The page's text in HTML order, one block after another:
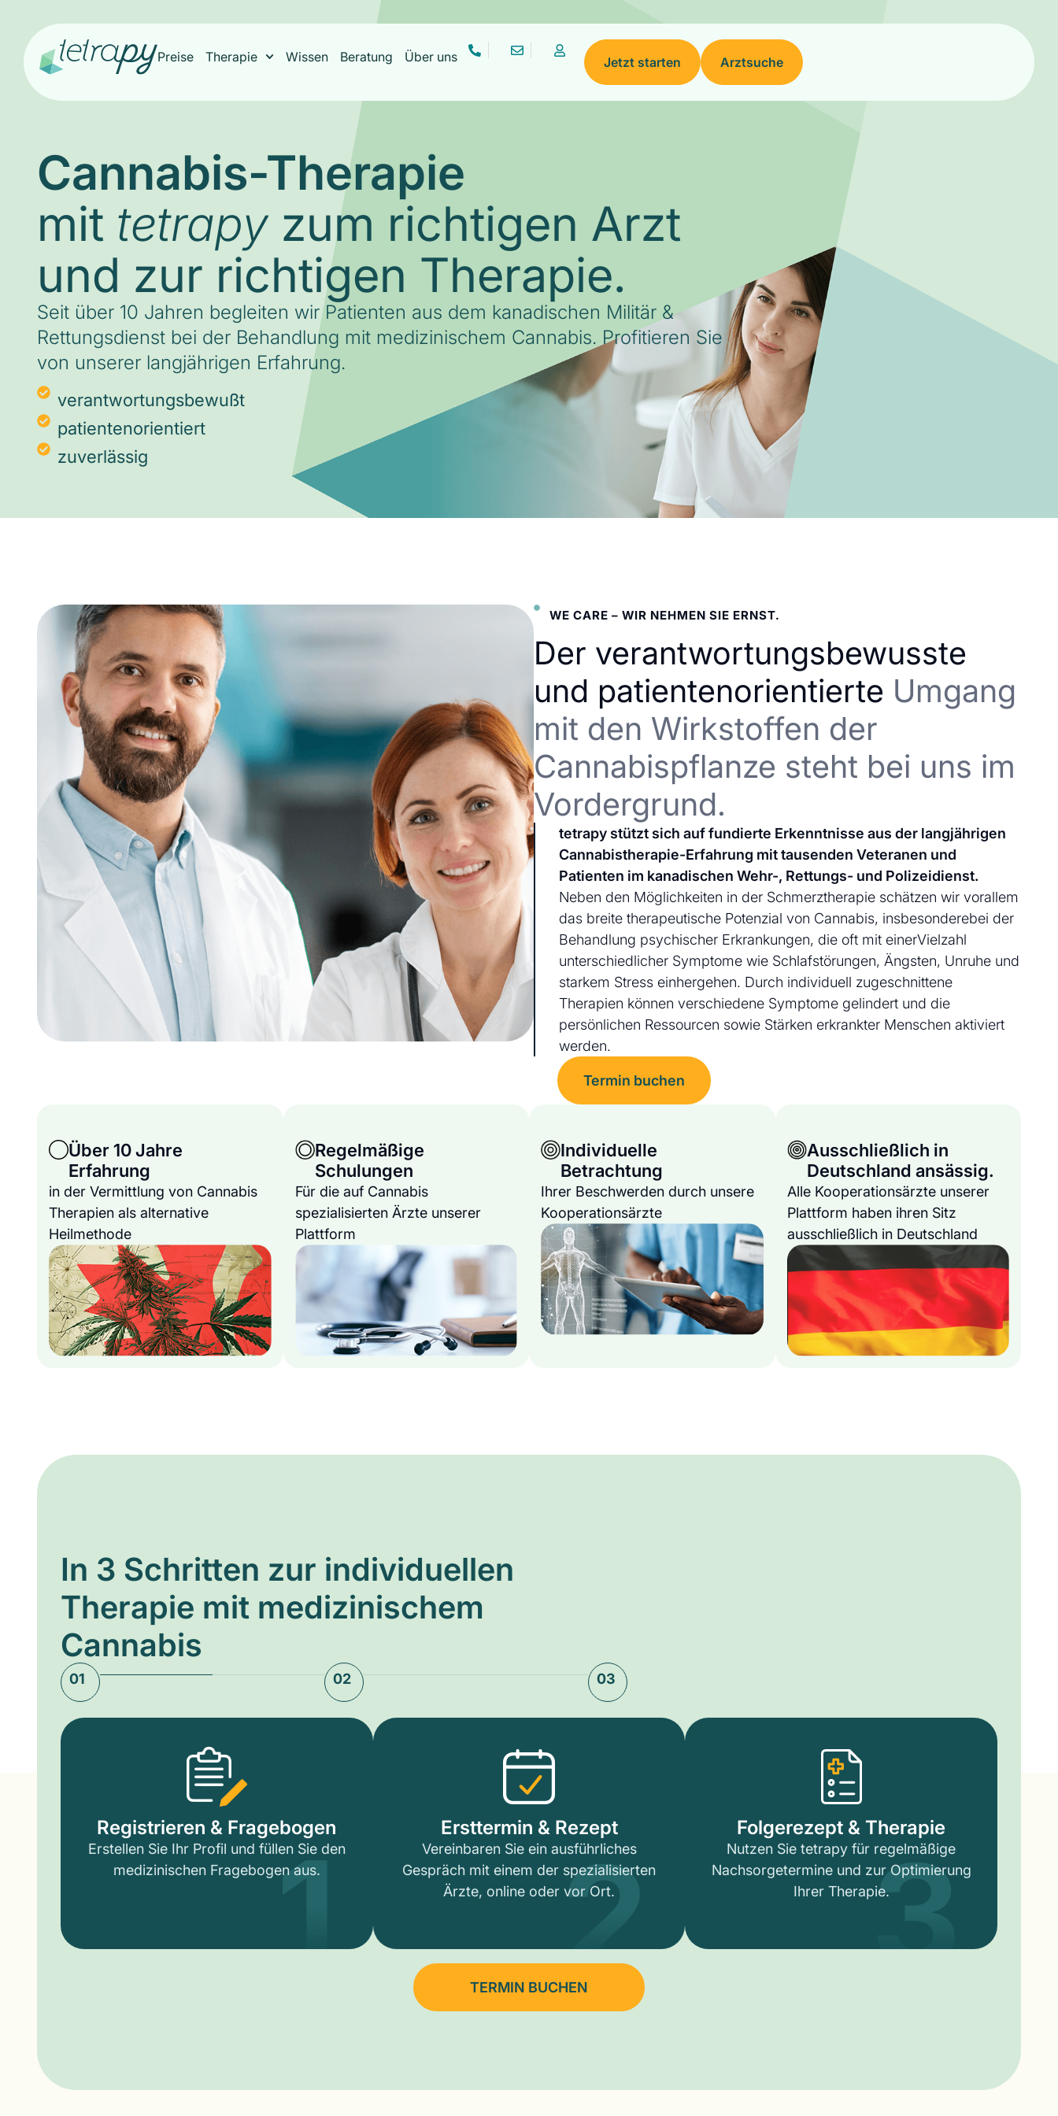
Preise Therapie Wissen Beratung Über uns Jetzt starten Arztsuche
Cannabis-Therapie
mit tetrapyzum richtigen Arzt
und zur richtigen Therapie.
Seit über 10 Jahren begleiten wir Patienten aus dem kanadischen Militär &
Rettungsdienst bei der Behandlung mit medizinischem Cannabis. Profitieren Sie
von unserer langjährigen Erfahrung.
verantwortungsbewußt
patientenorientiert
zuverlässig
WE CARE – WIR NEHMEN SIE ERNST.
Der verantwortungsbewusste
und patientenorientierte Umgang
mit den Wirkstoffen der
Cannabispflanze steht bei uns im
Vordergrund.
tetrapy stützt sich auf fundierte Erkenntnisse aus der langjährigen
Cannabistherapie-Erfahrung mit tausenden Veteranen und
Patienten im kanadischen Wehr-, Rettungs- und Polizeidienst.
Neben den Möglichkeiten in der Schmerztherapie schätzen wir vorallem
das breite therapeutische Potenzial von Cannabis, insbesonderebei der
Behandlung psychischer Erkrankungen, die oft mit einerVielzahl
unterschiedlicher Symptome wie Schlafstörungen, Ängsten, Unruhe und
starkem Stress einhergehen. Durch individuell zugeschnittene
Therapien können verschiedene Symptome gelindert und die
persönlichen Ressourcen sowie Stärken erkrankter Menschen aktiviert
werden.
Termin buchen
Über 10 Jahre
Erfahrung
in der Vermittlung von Cannabis
Therapien als alternative
Heilmethode
Regelmäßige
Schulungen
Für die auf Cannabis
spezialisierten Ärzte unserer
Plattform
Individuelle
Betrachtung
Ihrer Beschwerden durch unsere
Kooperationsärzte
Ausschließlich in
Deutschland ansässig.
Alle Kooperationsärzte unserer
Plattform haben ihren Sitz
ausschließlich in Deutschland
In 3 Schritten zur individuellen
Therapie mit medizinischem
Cannabis
01 02 03
Registrieren & Fragebogen
Erstellen Sie Ihr Profil und füllen Sie den
medizinischen Fragebogen aus.
1 Ersttermin & Rezept
Vereinbaren Sie ein ausführliches
Gespräch mit einem der spezialisierten
Ärzte, online oder vor Ort.
2 Folgerezept & Therapie
Nutzen Sie tetrapy für regelmäßige
Nachsorgetermine und zur Optimierung
Ihrer Therapie.3
TERMIN BUCHEN